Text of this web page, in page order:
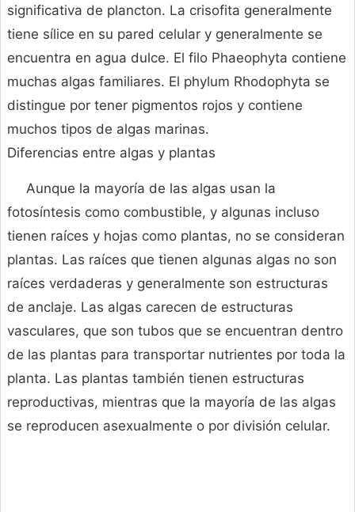
significativa de plancton. La crisofita generalmente
tiene sílice en su pared celular y generalmente se
encuentra en agua dulce. El filo Phaeophyta contiene
muchas algas familiares. El phylum Rhodophyta se
distingue por tener pigmentos rojos y contiene
muchos tipos de algas marinas.
Diferencias entre algas y plantas
Aunque la mayoría de las algas usan la
fotosíntesis como combustible, y algunas incluso
tienen raíces y hojas como plantas, no se consideran
plantas. Las raíces que tienen algunas algas no son
raíces verdaderas y generalmente son estructuras
de anclaje. Las algas carecen de estructuras
vasculares, que son tubos que se encuentran dentro
de las plantas para transportar nutrientes por toda la
planta. Las plantas también tienen estructuras
reproductivas, mientras que la mayoría de las algas
se reproducen asexualmente o por división celular.